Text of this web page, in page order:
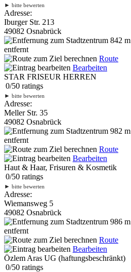
► bitte bewerten
Adresse:
Iburger Str. 213
49082 Osnabrück
842 m
entfernt
Route
Bearbeiten
STAR FRISEUR HERREN
0/50 ratings
► bitte bewerten
Adresse:
Meller Str. 35
49082 Osnabrück
982 m
entfernt
Route
Bearbeiten
Haut & Haar, Frisuren & Kosmetik
0/50 ratings
► bitte bewerten
Adresse:
Wiemansweg 5
49082 Osnabrück
986 m
entfernt
Route
Bearbeiten
Özlem Aras UG (haftungsbeschränkt)
0/50 ratings